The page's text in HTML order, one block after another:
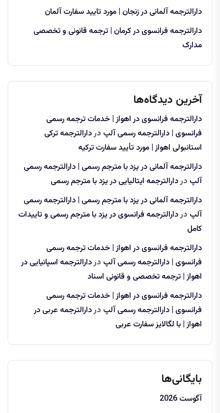
دارالترجمه آلمانی در زنجان | مورد تایید سفارت آلمان
دارالترجمه فرانسوی در کرمان | ترجمه قانونی و تخصصی
مدارک
آخرین دیدگاه‌ها
دارالترجمه فرانسوی در اهواز | خدمات ترجمه رسمی
فرانسوی | دارالترجمه رسمی آلپ دردارالترجمه ترکی
استانبولی اهواز | مورد تأیید سفارت ترکیه
دارالترجمه آلمانی در یزد با مترجم رسمی | دارالترجمه رسمی
آلپ دردارالترجمه ایتالیایی در یزد با مترجم رسمی
دارالترجمه آلمانی در یزد با مترجم رسمی | دارالترجمه رسمی
آلپ دردارالترجمه فرانسوی در یزد با مترجم رسمی و تاییدات
کامل
دارالترجمه فرانسوی در اهواز | خدمات ترجمه رسمی
فرانسوی | دارالترجمه رسمی آلپ دردارالترجمه اسپانیایی در
اهواز | ترجمه تخصصی و قانونی اسناد
دارالترجمه فرانسوی در اهواز | خدمات ترجمه رسمی
فرانسوی | دارالترجمه رسمی آلپ دردارالترجمه عربی در
اهواز | با لگالایز سفارت عربی
بایگانی‌ها
آگوست 2026